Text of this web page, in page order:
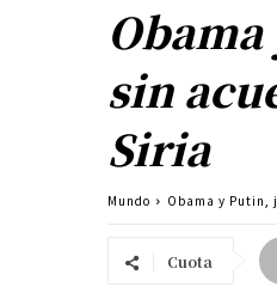
sin
Siria
Mundo Obama y Putin,
Cuota